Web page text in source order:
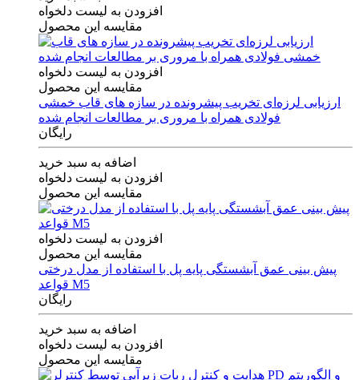
افزودن به لیست دلخواه
مقایسه این محصول
افزودن به لیست دلخواه
مقایسه این محصول
ارزیابی لرزه‌ای تخریب پیشرونده در سازه های قاب خمشی
فولادی همراه با مروری بر مطالعات انجام شده
رایگان
اضافه به سبد خرید
افزودن به لیست دلخواه
مقایسه این محصول
افزودن به لیست دلخواه
مقایسه این محصول
پیش بینی عمق آبشستگی پایه پل با استفاده از مدل درختی
قواعد M5
رایگان
اضافه به سبد خرید
افزودن به لیست دلخواه
مقایسه این محصول